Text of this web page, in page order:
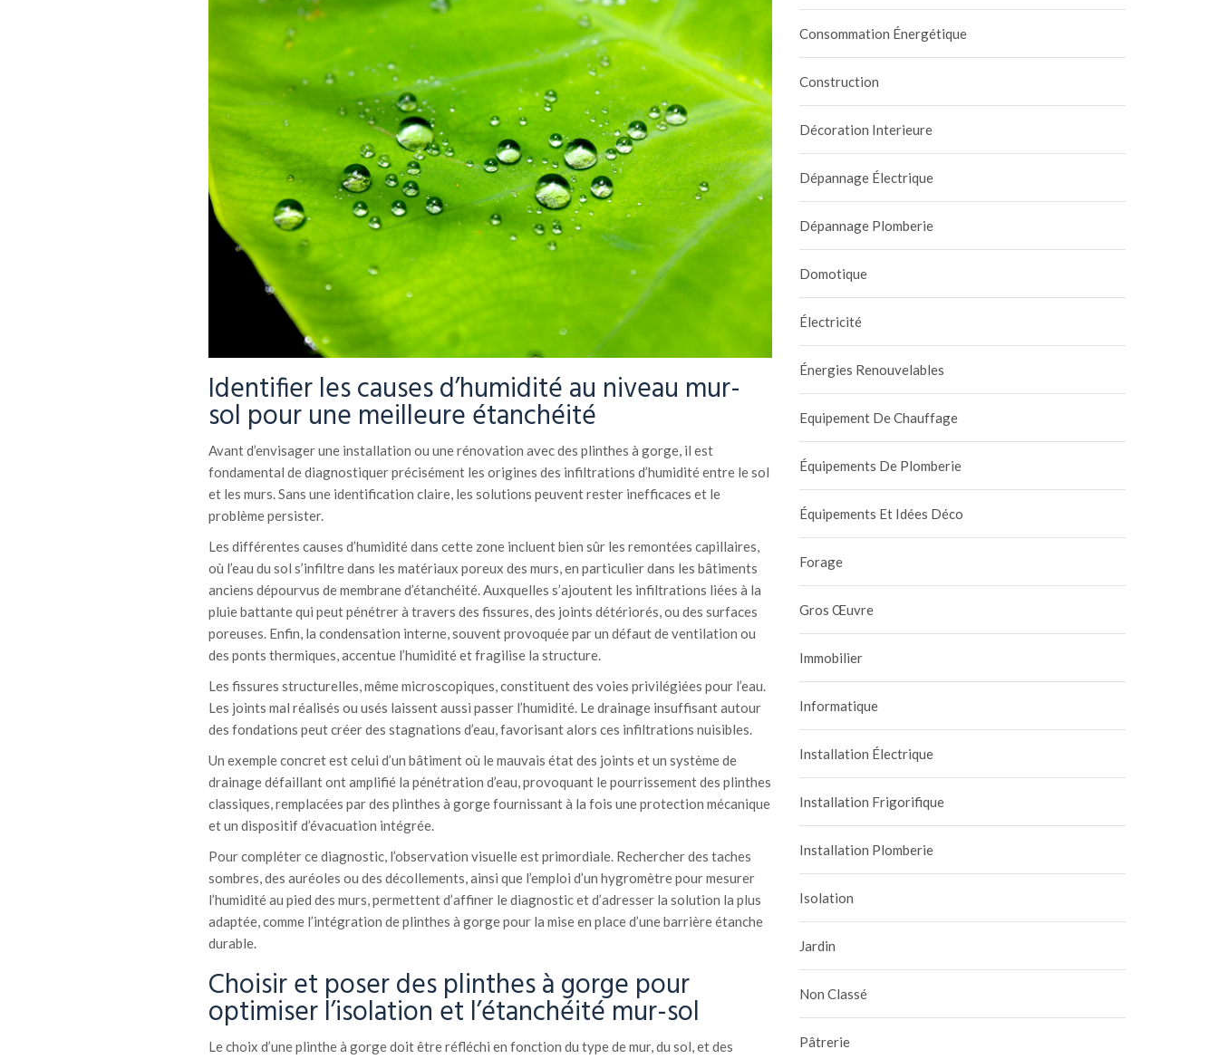
Identifier les causes d’humidité au niveau mur-
sol pour une meilleure étanchéité
Avant d’envisager une installation ou une rénovation avec des plinthes à gorge, il est
fondamental de diagnostiquer précisément les origines des infiltrations d’humidité entre le sol
et les murs. Sans une identification claire, les solutions peuvent rester inefficaces et le
problème persister.
Les différentes causes d’humidité dans cette zone incluent bien sûr les remontées capillaires,
où l’eau du sol s’infiltre dans les matériaux poreux des murs, en particulier dans les bâtiments
anciens dépourvus de membrane d’étanchéité. Auxquelles s’ajoutent les infiltrations liées à la
pluie battante qui peut pénétrer à travers des fissures, des joints détériorés, ou des surfaces
poreuses. Enfin, la condensation interne, souvent provoquée par un défaut de ventilation ou
des ponts thermiques, accentue l’humidité et fragilise la structure.
Les fissures structurelles, même microscopiques, constituent des voies privilégiées pour l’eau.
Les joints mal réalisés ou usés laissent aussi passer l’humidité. Le drainage insuffisant autour
des fondations peut créer des stagnations d’eau, favorisant alors ces infiltrations nuisibles.
Un exemple concret est celui d’un bâtiment où le mauvais état des joints et un système de
drainage défaillant ont amplifié la pénétration d’eau, provoquant le pourrissement des plinthes
classiques, remplacées par des plinthes à gorge fournissant à la fois une protection mécanique
et un dispositif d’évacuation intégrée.
Pour compléter ce diagnostic, l’observation visuelle est primordiale. Rechercher des taches
sombres, des auréoles ou des décollements, ainsi que l’emploi d’un hygromètre pour mesurer
l’humidité au pied des murs, permettent d’affiner le diagnostic et d’adresser la solution la plus
adaptée, comme l’intégration de plinthes à gorge pour la mise en place d’une barrière étanche
durable.
Choisir et poser des plinthes à gorge pour
optimiser l’isolation et l’étanchéité mur-sol
Le choix d’une plinthe à gorge doit être réfléchi en fonction du type de mur, du sol, et des
Consommation Énergétique
Construction
Décoration Interieure
Dépannage Électrique
Dépannage Plomberie
Domotique
Électricité
Énergies Renouvelables
Equipement De Chauffage
Équipements De Plomberie
Équipements Et Idées Déco
Forage
Gros Œuvre
Immobilier
Informatique
Installation Électrique
Installation Frigorifique
Installation Plomberie
Isolation
Jardin
Non Classé
Pâtrerie